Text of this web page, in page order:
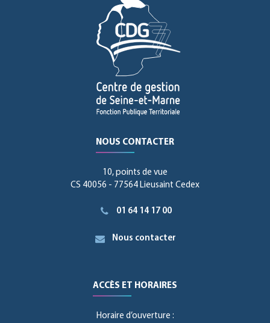
NOUS CONTACTER
10, points de vue
CS 40056 - 77564 Lieusaint Cedex
01 64 14 17 00
Nous contacter
ACCÈS ET HORAIRES
Horaire d’ouverture :